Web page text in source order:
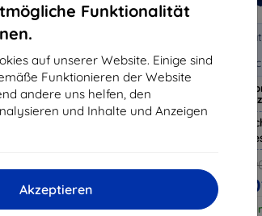
Funktionalität
auf unserer Website. Einige sind
Funktionieren der Website
andere uns helfen, den
und Inhalte und Anzeigen
Akzeptieren
Gutschein
3mk Pure Matt Schutzglas
Maßgeschneidert
11,61 €
Auf Lager > 5 Stk.
3mk
Auf